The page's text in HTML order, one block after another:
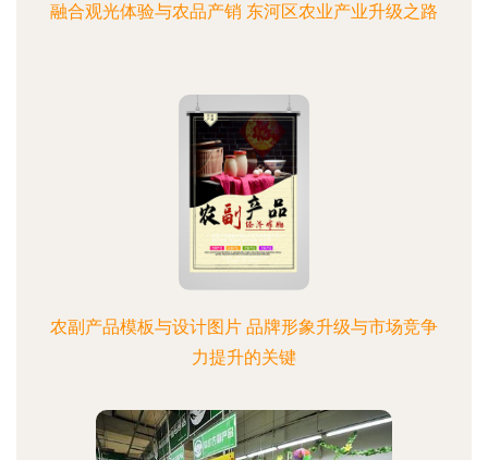
融合观光体验与农品产销 东河区农业产业升级之路
农副产品模板与设计图片 品牌形象升级与市场竞争
力提升的关键